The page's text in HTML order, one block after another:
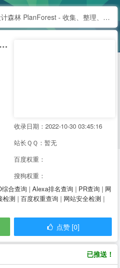
设计森林 PlanForest - 收集、整理、分享全球优质的设计素材资源
设计森林 PlanForest - 收集、整理、分享全球优质的设计素材资源
收录日期：2022-10-30 03:45:16
站长ＱＱ：暂无
百度权重：
搜狗权重：
合查询 | Alexa排名查询 | PR查询 | 网
检测 | 百度权重查询 | 网站安全检测 |
点赞 [0]
已推送！